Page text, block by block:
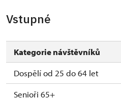
Vstupné
Kategorie návštěvníků
Dospělí od 25 do 64 let
Senioři 65+